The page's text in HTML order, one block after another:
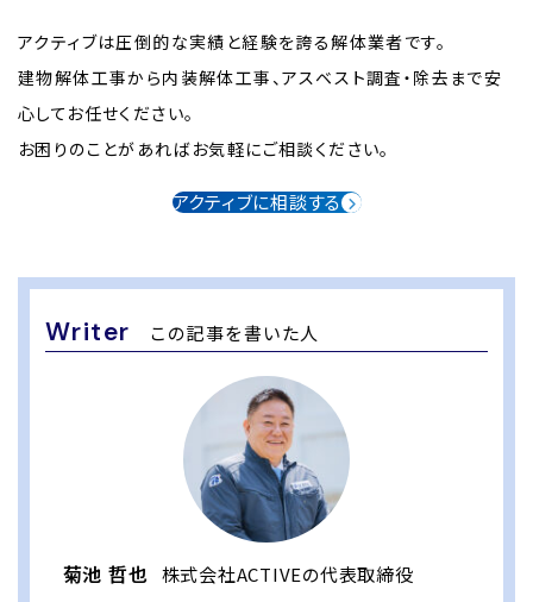
アクティブは圧倒的な実績と経験を誇る解体業者です。
建物解体工事から内装解体工事、アスベスト調査・除去まで安
心してお任せください。
お困りのことがあればお気軽にご相談ください。
アクティブに相談する
Writer この記事を書いた人
菊池 哲也 株式会社ACTIVEの代表取締役